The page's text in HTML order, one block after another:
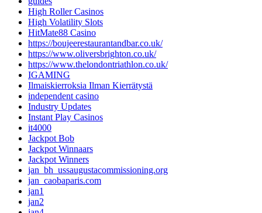
High Roller Casinos
High Volatility Slots
HitMate88 Casino
https://boujeerestaurantandbar.co.uk/
https://www.oliversbrighton.co.uk/
https://www.thelondontriathlon.co.uk/
IGAMING
Ilmaiskierroksia Ilman Kierrätystä
independent casino
Industry Updates
Instant Play Casinos
it4000
Jackpot Bob
Jackpot Winnaars
Jackpot Winners
jan_bh_ussaugustacommissioning.org
jan_caobaparis.com
jan1
jan2